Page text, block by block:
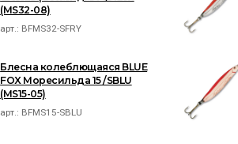
(MS32-08)
арт.: BFMS32-SFRY
Блесна колеблющаяся BLUE
FOX Моресильда 15 /SBLU
(MS15-05)
арт.: BFMS15-SBLU